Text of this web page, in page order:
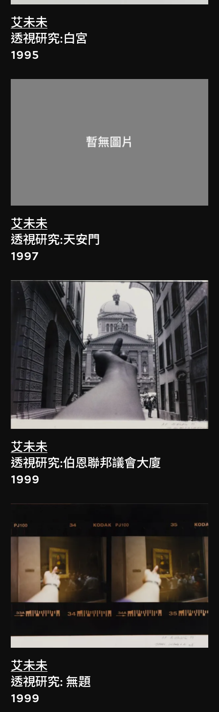
艾未未
透視研究:白宮
1995
艾未未
透視研究:天安門
1997
艾未未
透視研究:伯恩聯邦議會大廈
1999
艾未未
透視研究: 無題
1999